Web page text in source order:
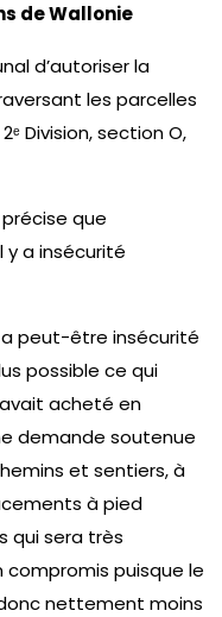
de Wallonie
d’autoriser la
les parcelles
ᵉDivision, section O,
précise que
y a insécurité
a peut-être insécurité
possible ce qui
acheté en
demande soutenue
et sentiers, à
à pied
qui sera très
puisque le
nettement moins